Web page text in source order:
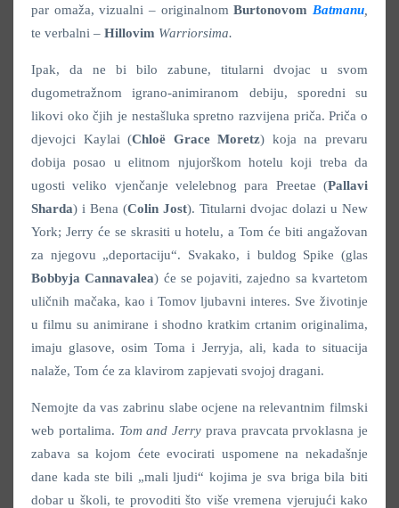
par omaža, vizualni – originalnomBurtonovom Batmanu
te verbalni – Hillovim Warriorsima.
Ipak, da ne bi bilo zabune, titularni dvojac u svom
dugometražnom igrano-animiranom debiju, sporedni su
likovi oko čjih je nestašluka spretno razvijena priča. Priča o
djevojci Kaylai (Chloë Grace Moretz) koja na prevaru
dobija posao u elitnom njujorškom hotelu koji treba da
ugosti veliko vjenčanje velelebnog para Preetae (Pallavi
Sharda) i Bena (Colin Jost). Titularni dvojac dolazi u New
York; Jerry će se skrasiti u hotelu, a Tom će biti angažovan
za njegovu „deportaciju“. Svakako, i buldog Spike (glas
Bobbyja Cannavalea) će se pojaviti, zajedno sa kvartetom
uličnih mačaka, kao i Tomov ljubavni interes. Sve životinje
u filmu su animirane i shodno kratkim crtanim originalima,
imaju glasove, osim Toma i Jerryja, ali, kada to situacija
nalaže, Tom će za klavirom zapjevati svojoj dragani.
Nemojte da vas zabrinu slabe ocjene na relevantnim filmski
web portalima. Tom and Jerry prava pravcata prvoklasna je
zabava sa kojom ćete evocirati uspomene na nekadašnje
dane kada ste bili „mali ljudi“ kojima je sva briga bila biti
dobar u školi, te provoditi što više vremena vjerujući kako